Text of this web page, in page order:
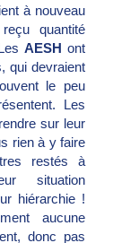
à nouveau
quantité
AESHont
qui devraient
le peu
Les
sur leur
rien à y faire
restés à
situation
hiérarchie !
aucune
donc pas